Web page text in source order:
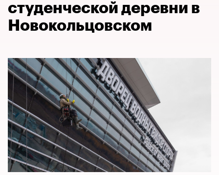
студенческой деревни в
Новокольцовском